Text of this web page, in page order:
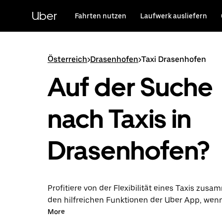
HauptinhaltUber Fahrten nutzen Laufwerk ausliefern
Österreich>Drasenhofen>Taxi Drasenhofen
Auf der Suche
nach Taxis in
Drasenhofen?
Profitiere von der Flexibilität eines Taxis
den hilfreichen Funktionen der Uber App,
über die Uber App in Drasenhofen
More